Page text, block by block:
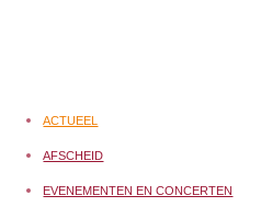
ACTUEEL
AFSCHEID
EVENEMENTEN EN CONCERTEN